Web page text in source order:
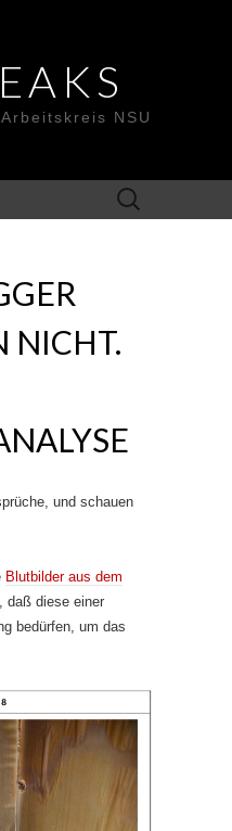
NSU
Suche
nach:
NICHT.
und schauen
Blutbilder aus dem
daß diese einer
bedürfen, um das